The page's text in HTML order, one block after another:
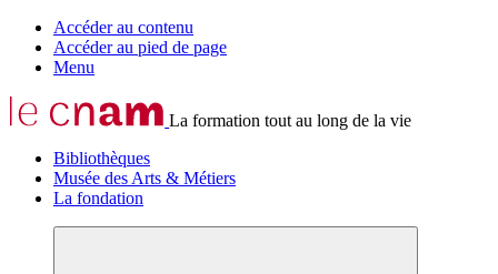
Accéder au contenu
Accéder au pied de page
Menu
La formation tout au long de la vie
Bibliothèques
Musée des Arts & Métiers
La fondation